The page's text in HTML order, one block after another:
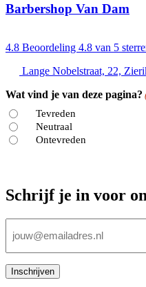
Barbershop Van Dam
4.8 Beoordeling 4.8 van 5
Lange Nobelstraat, 22,
Wat vind je van deze pagina?
Tevreden
Neutraal
Ontevreden
Schrijf je in voor
mailadres
Inschrijven